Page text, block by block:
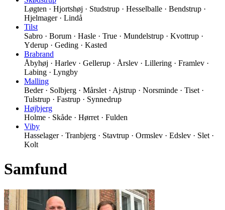
Løgten · Hjortshøj · Studstrup · Hesselballe · Bendstrup ·
Hjelmager · Lindå
Tilst
Sabro · Borum · Hasle · True · Mundelstrup · Kvottrup ·
Yderup · Geding · Kasted
Brabrand
Åbyhøj · Harlev · Gellerup · Årslev · Lillering · Framlev ·
Labing · Lyngby
Malling
Beder · Solbjerg · Mårslet · Ajstrup · Norsminde · Tiset ·
Tulstrup · Fastrup · Synnedrup
Højbjerg
Holme · Skåde · Hørret · Fulden
Viby
Hasselager · Tranbjerg · Stavtrup · Ormslev · Edslev · Slet ·
Kolt
Samfund